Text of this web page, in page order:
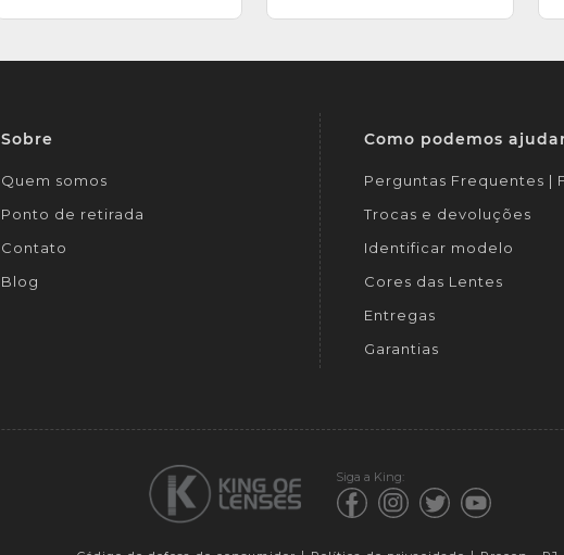
Sobre
Quem somos
Ponto de retirada
Contato
Blog
Como podemos
Perguntas Frequentes |
Trocas e devoluções
Identificar modelo
Cores das Lentes
Entregas
Garantias
Siga a King: